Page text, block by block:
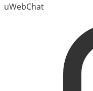
uWebChat